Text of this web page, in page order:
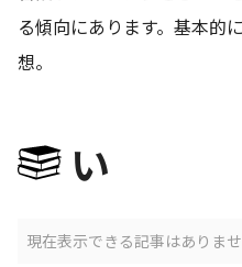
る傾向にあります。基本的
想。
い
現在表示できる記事はありませ